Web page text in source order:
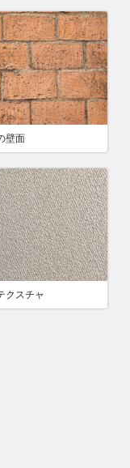
壁面
クスチャ